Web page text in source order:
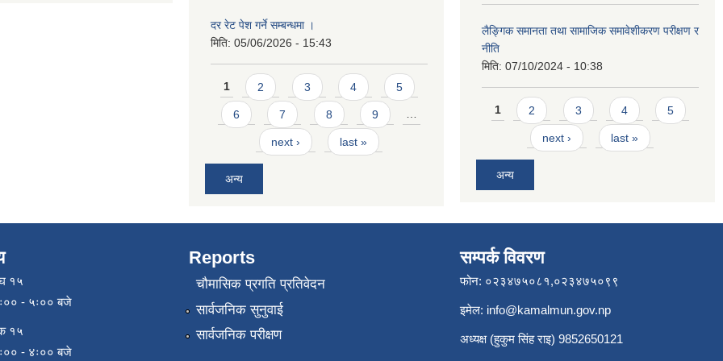
दर रेट पेश गर्ने सम्बन्धमा ।
मिति: 05/06/2026 - 15:43
Pages
1 2 3 4 5
6 7 8 9 …
next › last »
अन्य
लैङ्गिक समानता तथा सामाजिक समावेशीकरण परीक्षण र
नीति
मिति: 07/10/2024 - 10:38
Pages
1 2 3 4 5
next › last »
अन्य
१५
- ५ः०० बजे
१५
- ४ः०० बजे
Reports
चौमासिक प्रगति प्रतिवेदन
सार्वजनिक सुनुवाई
सार्वजनिक परीक्षण
सम्पर्क विवरण
फोन: ०२३४७५०८१,०२३४७५०९९
इमेल: info@kamalmun.gov.np
अध्यक्ष (हुकुम सिंह राइ) 9852650121